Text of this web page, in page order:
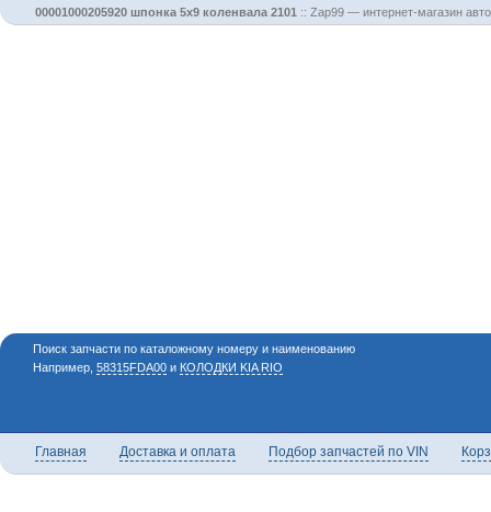
00001000205920 шпонка 5х9 коленвала 2101 :: Zap99 — интернет-магазин
Поиск запчасти по каталожному номеру и наименованию
Например, 58315FDA00 и КОЛОДКИ KIA RIO
Главная Доставка и оплата Подбор запчастей по VIN